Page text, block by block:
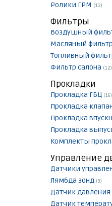
Ролики ГРМ (12)
Фильтры
Воздушный
Масляный фильтр
Топливный
Фильтр салона (12)
Прокладки
Прокладка ГБЦ (16)
Прокладка
Прокладка
Прокладка
Комплекты
Управление
Датчики
Лямбда зонд (9)
Датчик давления
Датчик